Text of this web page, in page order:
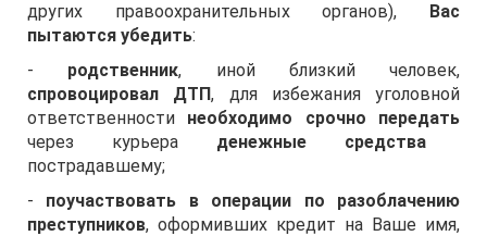
других правоохранительных органов), Вас
пытаются убедить:
- родственник, иной близкий человек,
спровоцировал
ДТП, для избежания уголовной
ответственности необходимо срочно передать
через курьера денежные средства
пострадавшему;
- поучаствовать в операции по разоблачению
преступников, оформивших кредит на Ваше имя,